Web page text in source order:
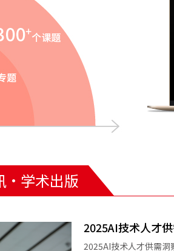
·学术出版
2025AI技术人才
2025AI技术人才供需洞